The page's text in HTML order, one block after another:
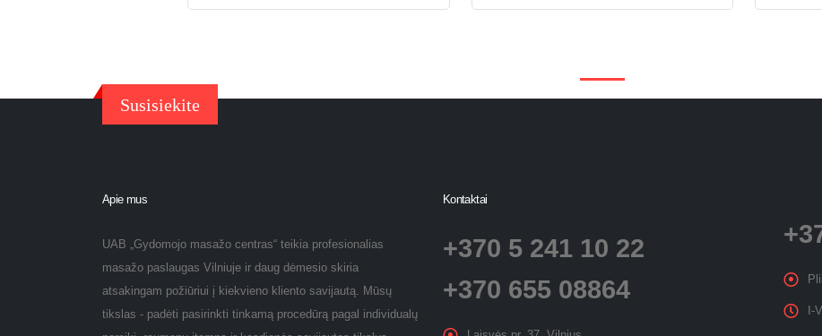
Susisiekite
Apie mus
UAB „Gydomojo masažo centras“ teikia profesionalias
masažo paslaugas Vilniuje ir daug dėmesio skiria
atsakingam požiūriui į kiekvieno kliento savijautą. Mūsų
tikslas - padėti pasirinkti tinkamą procedūrą pagal individualų
Kontaktai
+370 5 241 10 22
+370 655 08864
I-